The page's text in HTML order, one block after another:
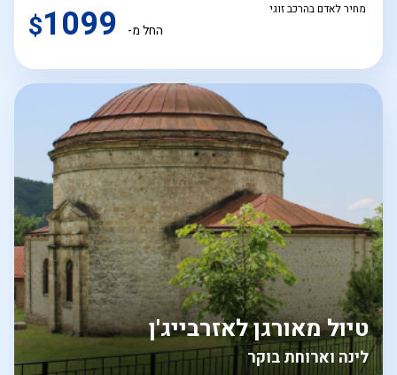
מחיר לאדם בהרכב זוגי
החל מ- $1099
לינה וארוחת בוקר
טיול מאורגן לאזרבייג'ן